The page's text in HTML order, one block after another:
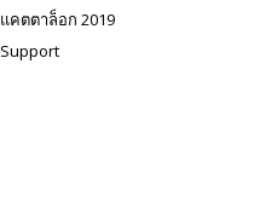
แคตตาล็อก 2019
Support